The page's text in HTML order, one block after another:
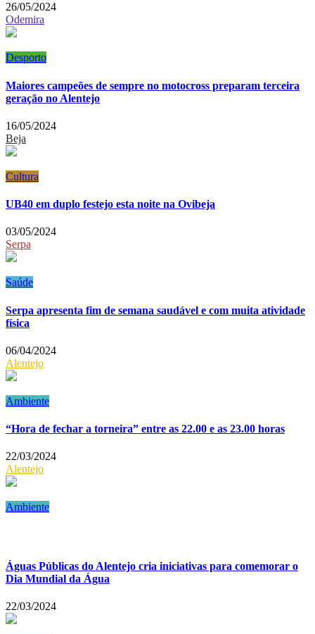
26/05/2024
Odemira
Desporto
Maiores campeões de sempre no motocross preparam terceira
geração no Alentejo
16/05/2024
Beja
Cultura
UB40 em duplo festejo esta noite na Ovibeja
03/05/2024
Serpa
Saúde
Serpa apresenta fim de semana saudável e com muita atividade
física
06/04/2024
Alentejo
Ambiente
“Hora de fechar a torneira” entre as 22.00 e as 23.00 horas
22/03/2024
Alentejo
Ambiente
Águas Públicas do Alentejo cria iniciativas para comemorar o
Dia Mundial da Água
22/03/2024